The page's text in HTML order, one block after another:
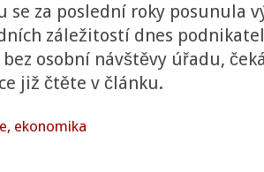
se za poslední roky posunula
záležitostí dnes
osobní návštěvy úřadu,
již čtěte v článku.
ekonomika